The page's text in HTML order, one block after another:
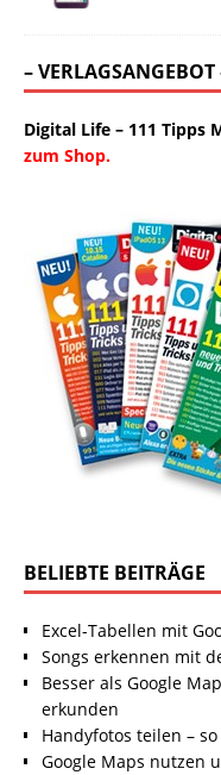
– VERLAGSANGEBOT
Digital Life – 111 Tipps
zum Shop.
BELIEBTE BEITRÄGE
Excel-Tabellen mit
Songs erkennen mit
Besser als Google
erkunden
Handyfotos teilen – so
Google Maps nutzen